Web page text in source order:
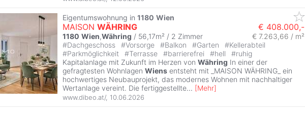
Eigentumswohnung in 1180 Wien
MAISON WÄHRING € 408.000,-
1180 Wien,Währing / 56,17m² / 2 Zimmer
€ 7.263,66 / m²
#Dachgeschoss #Vorsorge #Balkon #Garten #Kellerabteil
#Parkmöglichkeit #Terrasse #barrierefrei #hell #ruhig
Kapitalanlage mit Zukunft im Herzen von Währing In einer der
gefragtesten Wohnlagen Wiens entsteht mit _MAISON WÄHRING_ ein
hochwertiges Neubauprojekt, das modernes Wohnen mit nachhaltiger
Wertanlage vereint. Die fertiggestellte... [Mehr]
www.dibeo.at/, 10.06.2026